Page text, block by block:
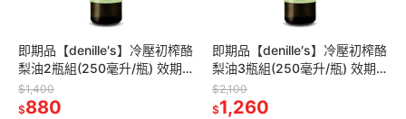
即期品【denille′s】冷壓初榨酪
梨油2瓶組(250毫升/瓶) 效期
2027/01
$1,400
$880
即期品【denille′s】冷壓初榨酪
梨油3瓶組(250毫升/瓶) 效期
2027/01
$2,100
$1,260